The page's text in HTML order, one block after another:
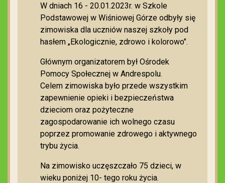
W dniach 16 - 20.01.2023r. w Szkole
Podstawowej w Wiśniowej Górze odbyły się
zimowiska dla uczniów naszej szkoły pod
hasłem „Ekologicznie, zdrowo i kolorowo".
Głównym organizatorem był Ośrodek
Pomocy Społecznej w Andrespolu.
Celem zimowiska było przede wszystkim
zapewnienie opieki i bezpieczeństwa
dzieciom oraz pożyteczne
zagospodarowanie ich wolnego czasu
poprzez promowanie zdrowego i aktywnego
trybu życia.
Na zimowisko uczęszczało 75 dzieci, w
wieku poniżej 10- tego roku życia.